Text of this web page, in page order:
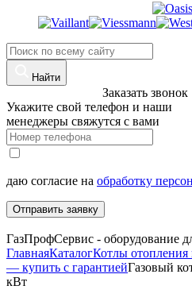
Найти
Заказать звонок
Укажите свой телефон и наши
менеджеры свяжутся с вами
даю согласие на обработку
Отправить заявку
ГазПрофСервис - оборудование
ГлавнаяКаталогКотлы
— купить с гарантиейГазовый
кВт